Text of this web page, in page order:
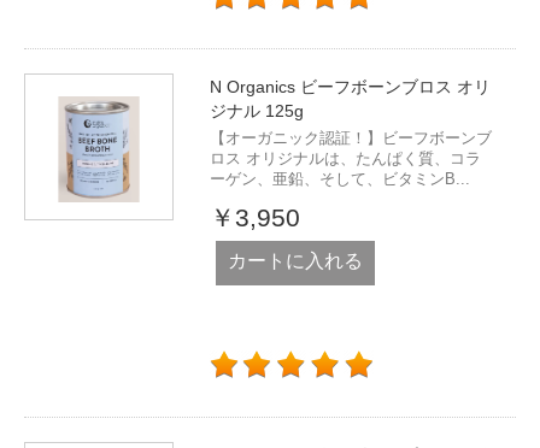
N Organics ビーフボーンブロス オリ
ジナル 125g
【オーガニック認証！】ビーフボーンブ
ロス オリジナルは、たんぱく質、コラ
ーゲン、亜鉛、そして、ビタミンB...
￥3,950
カートに入れる